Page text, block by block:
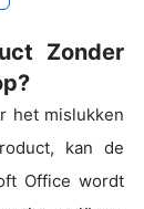
Zonder
het mislukken
kan de
Office wordt